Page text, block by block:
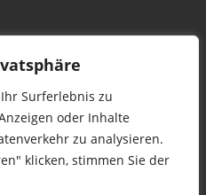
Surferlebnis zu
oder Inhalte
zu analysieren.
klicken, stimmen Sie der